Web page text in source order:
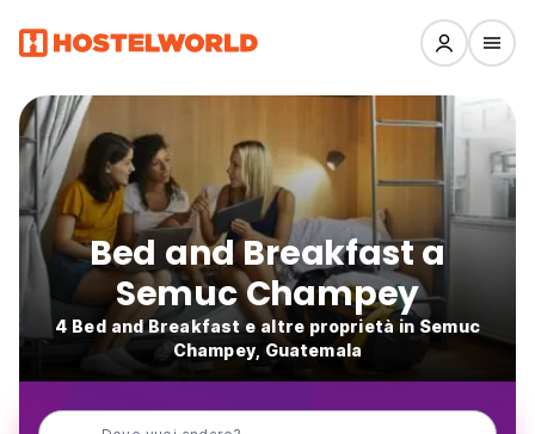
Bed and Breakfast a
Semuc Champey
4 Bed and Breakfast e altre proprietà in Semuc
Champey, Guatemala